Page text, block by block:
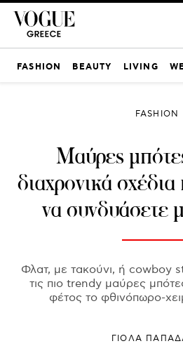
FASHION BEAUTY LIVING
FASHION
Mαύρες
διαχρονικά
να συνδυάσετε
Φλατ, με τακούνι, ή cowboy
τις πιο trendy μαύρες
φέτος το φθινόπωρο-
ΓΙΌΛΑ